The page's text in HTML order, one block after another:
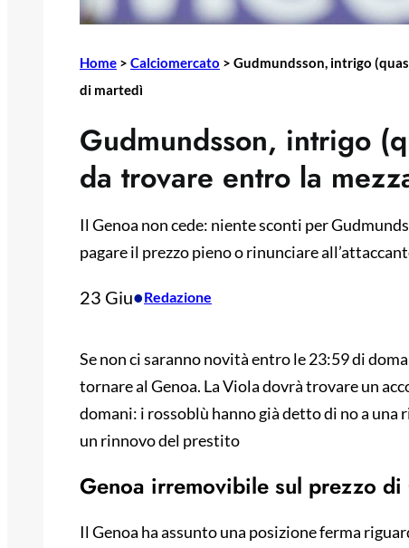
Home > Calciomercato > Gudmundsson, intrigo
di martedì
Gudmundsson, intrigo
da trovare entro la
Il Genoa non cede: niente sconti per
pagare il prezzo pieno o rinunciare
23 Giu•Redazione
Se non ci saranno novità entro le 23:59 di
tornare al Genoa. La Viola dovrà trovare un
domani: i rossoblù hanno già detto di no a
un rinnovo del prestito
Genoa irremovibile sul prezzo di
Il Genoa ha assunto una posizione ferma